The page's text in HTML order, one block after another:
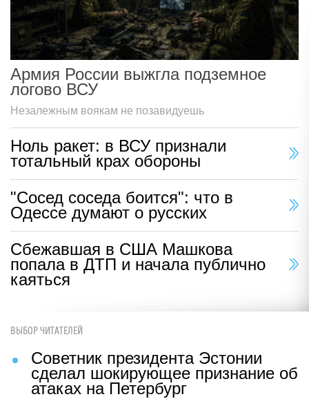
Армия России выжгла подземное
логово ВСУ
Незалежным воякам не позавидуешь
Ноль ракет: в ВСУ признали
тотальный крах обороны
"Сосед соседа боится": что в
Одессе думают о русских
Сбежавшая в США Машкова
попала в ДТП и начала публично
каяться
ВЫБОР ЧИТАТЕЛЕЙ
Советник президента Эстонии
сделал шокирующее признание об
атаках на Петербург